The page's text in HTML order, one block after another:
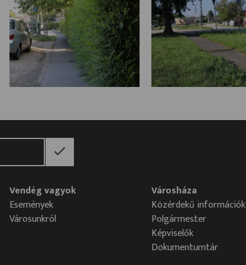
Vendég vagyok
Események
Városunkról
Városháza
Közérdekű információk
Polgármester
Képviselők
Dokumentumtár